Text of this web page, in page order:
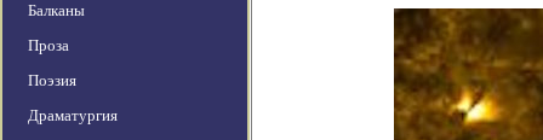
Балканы
Проза
Поэзия
Драматургия